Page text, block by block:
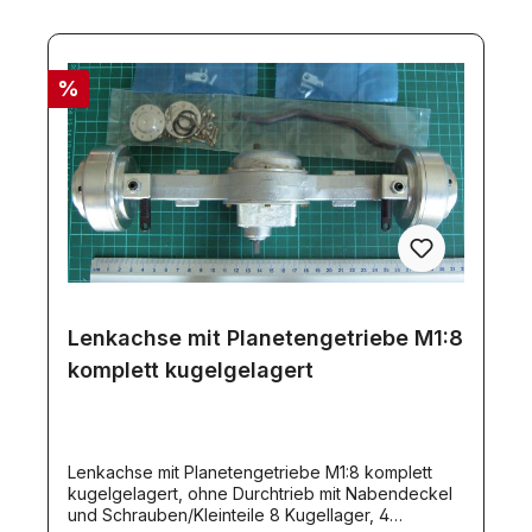
%
Lenkachse mit Planetengetriebe M1:8
komplett kugelgelagert
Lenkachse mit Planetengetriebe M1:8 komplett
kugelgelagert, ohne Durchtrieb mit Nabendeckel
und Schrauben/Kleinteile 8 Kugellager, 4